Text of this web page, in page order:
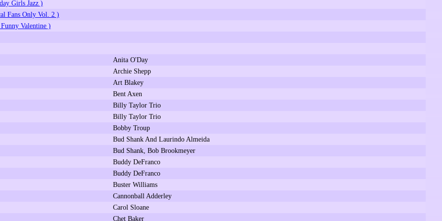
Girls Jazz )
Fans Only Vol. 2 )
Valentine )
Anita O'Day
Archie Shepp
Art Blakey
Bent Axen
Billy Taylor Trio
Billy Taylor Trio
Bobby Troup
Bud Shank And Laurindo Almeida
Bud Shank, Bob Brookmeyer
Buddy DeFranco
Buddy DeFranco
Buster Williams
Cannonball Adderley
Carol Sloane
Chet Baker